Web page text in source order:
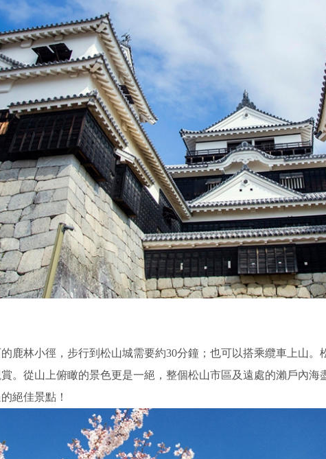
鹿林小徑，步行到松山城需要約30分鐘；也可以搭乘纜車上山。
。從山上俯瞰的景色更是一絕，整個松山市區及遠處的瀨戶內海
絕佳景點！